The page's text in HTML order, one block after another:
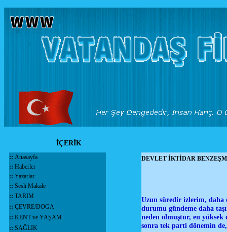
İÇERİK
:: Anasayfa
:: Haberler
:: Yazarlar
:: Sesli Makale
:: TARIM
:: ÇEVRE/DOGA
:: KENT ve YAŞAM
:: SAĞLIK
DEVLET İKTİDAR
Uzun süredir izlerim, daha
durumu gündeme daha
neden olmuştur, en yüksek
sonra tek parti dönemin